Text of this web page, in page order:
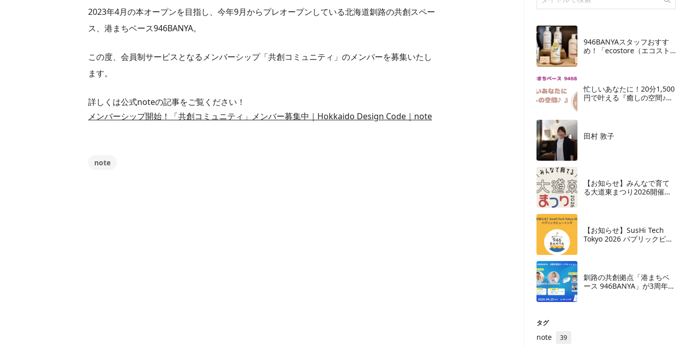
2023年4月の本オープンを目指し、今年9月からプレオープンしている北海道釧路の共創スペー
ス、港まちベース946BANYA。
この度、会員制サービスとなるメンバーシップ「共創コミュニティ」のメンバーを募集いたし
ます。
詳しくは公式noteの記事をご覧ください！
メンバーシップ開始！「共創コミュニティ」メンバー募集中｜Hokkaido Design Code｜note
note
946BANYAスタッフおすす
め！「ecostore（エコスト
忙しいあなたに！20分1,500
円で叶える『癒しの空間♪』
田村 敦子
【お知らせ】みんなで育て
る大道東まつり2026開催決
【お知らせ】SusHi Tech
Tokyo 2026 パブリックビュ
釧路の共創拠点「港まちベ
ース 946BANYA」が3周年。
タグ
note 39